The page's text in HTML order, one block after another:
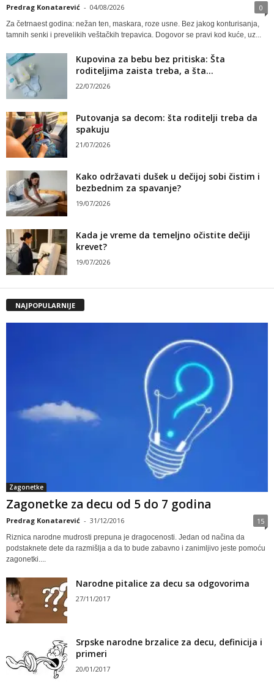
Predrag Konatarević - 04/08/2026 0
Za četrnaest godina: nežan ten, maskara, roze usne. Bez jakog konturisanja,
tamnih senki i prevelikih veštačkih trepavica. Dogovor se pravi kod kuće, uz...
Kupovina za bebu bez pritiska: Šta
roditeljima zaista treba, a šta...
22/07/2026
Putovanja sa decom: šta roditelji treba da
spakuju
21/07/2026
Kako održavati dušek u dečijoj sobi čistim i
bezbednim za spavanje?
19/07/2026
Kada je vreme da temeljno očistite dečiji
krevet?
19/07/2026
NAJPOPULARNIJE
Zagonetke
Zagonetke za decu od 5 do 7 godina
Predrag Konatarević - 31/12/2016 15
Riznica narodne mudrosti prepuna je dragocenosti. Jedan od načina da
podstaknete dete da razmišlja a da to bude zabavno i zanimljivo jeste pomoću
zagonetki....
Narodne pitalice za decu sa odgovorima
27/11/2017
Srpske narodne brzalice za decu, definicija i
primeri
20/01/2017